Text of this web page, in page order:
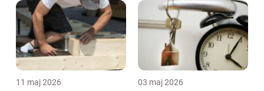
11 maj 2026 03 maj 2026